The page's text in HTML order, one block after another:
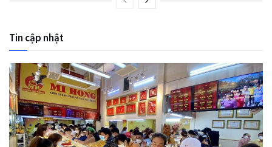
Tin cập nhật